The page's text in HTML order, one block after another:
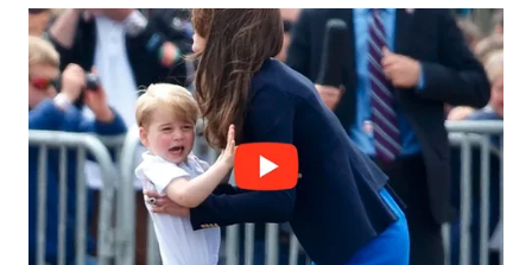
TV
WAHANANEWS
ID
WAHANANEWS
CO ID
WAHANANEWS